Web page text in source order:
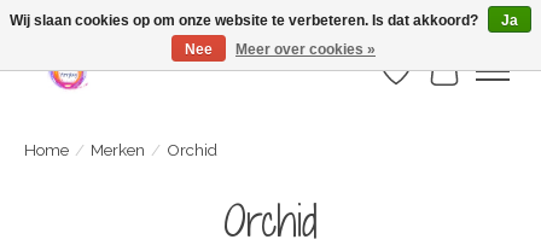
Webshop is geopend maar nog onder constructie | let op: Verzenden vanaf 29
juli
Verlanglijst
Home / Merken / Orchid
Orchid
Wij slaan cookies op om onze website te verbeteren. Is dat akkoord?
Ja
Nee
Meer over cookies »